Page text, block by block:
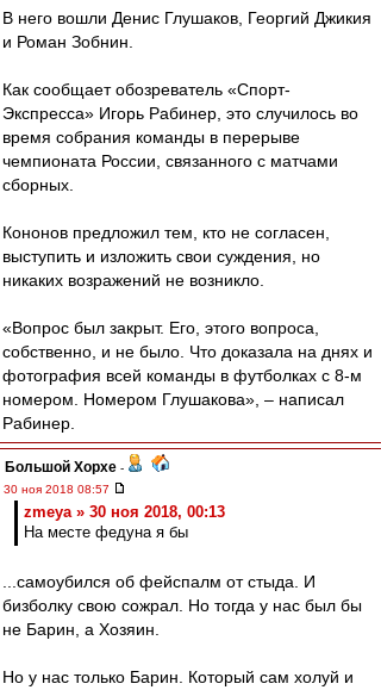
В него вошли Денис Глушаков, Георгий Джикия
и Роман Зобнин.
Как сообщает обозреватель «Спорт-
Экспресса» Игорь Рабинер, это случилось во
время собрания команды в перерыве
чемпионата России, связанного с матчами
сборных.
Кононов предложил тем, кто не согласен,
выступить и изложить свои суждения, но
никаких возражений не возникло.
«Вопрос был закрыт. Его, этого вопроса,
собственно, и не было. Что доказала на днях и
фотография всей команды в футболках с 8-м
номером. Номером Глушакова», – написал
Рабинер.
Большой Хорхе -
30 ноя 2018 08:57
zmeya » 30 ноя 2018, 00:13
На месте федуна я бы
...самоубился об фейспалм от стыда. И
бизболку свою сожрал. Но тогда у нас был бы
не Барин, а Хозяин.
Но у нас только Барин. Который сам холуй и